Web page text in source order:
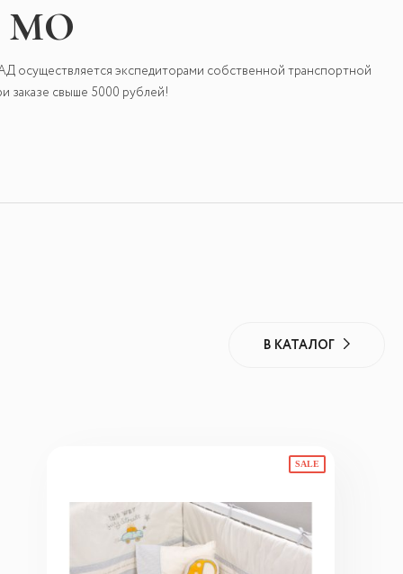
МО
осуществляется экспедиторами собственной транспортной
заказе свыше 5000 рублей!
В КАТАЛОГ
SALE